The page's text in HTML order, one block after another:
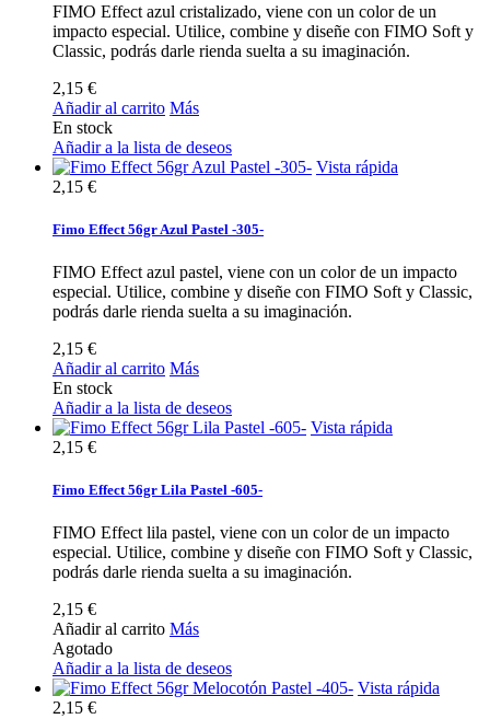
FIMO Effect azul cristalizado, viene con un color de un
impacto especial. Utilice, combine y diseñe con FIMO Soft y
Classic, podrás darle rienda suelta a su imaginación.
2,15 €
Añadir al carrito Más
En stock
Añadir a la lista de deseos
Vista rápida
2,15 €
Fimo Effect 56gr Azul Pastel -305-
FIMO Effect azul pastel, viene con un color de un impacto
especial. Utilice, combine y diseñe con FIMO Soft y Classic,
podrás darle rienda suelta a su imaginación.
2,15 €
Añadir al carrito Más
En stock
Añadir a la lista de deseos
Vista rápida
2,15 €
Fimo Effect 56gr Lila Pastel -605-
FIMO Effect lila pastel, viene con un color de un impacto
especial. Utilice, combine y diseñe con FIMO Soft y Classic,
podrás darle rienda suelta a su imaginación.
2,15 €
Añadir al carrito Más
Agotado
Añadir a la lista de deseos
Vista rápida
2,15 €